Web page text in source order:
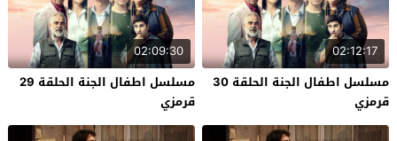
02:12:17
مسلسل اطفال الجنة الحلقة 30
قرمزي
02:09:30
مسلسل اطفال الجنة الحلقة 29
قرمزي